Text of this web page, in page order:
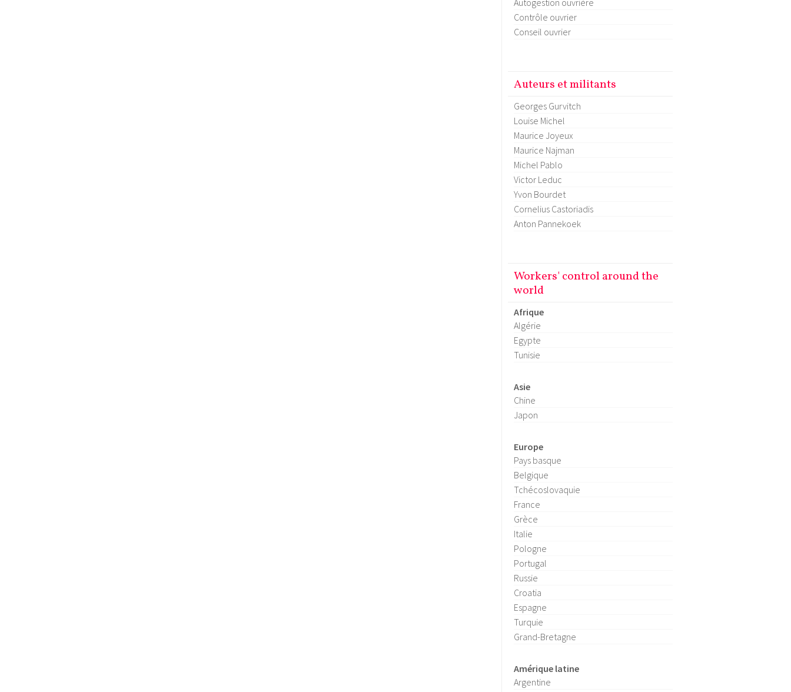
Contrôle ouvrier
Conseil ouvrier
Auteurs et militants
Georges Gurvitch
Louise Michel
Maurice Joyeux
Maurice Najman
Michel Pablo
Victor Leduc
Yvon Bourdet
Cornelius Castoriadis
Anton Pannekoek
Workers' control around the
world
Afrique
Algérie
Egypte
Tunisie
Asie
Chine
Japon
Europe
Pays basque
Belgique
Tchécoslovaquie
France
Grèce
Italie
Pologne
Portugal
Russie
Croatia
Espagne
Turquie
Grand-Bretagne
Amérique latine
Argentine